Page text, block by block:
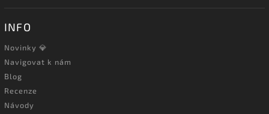
INFO
Novinky 💎
Navigovat k nám
Blog
Recenze
Návody